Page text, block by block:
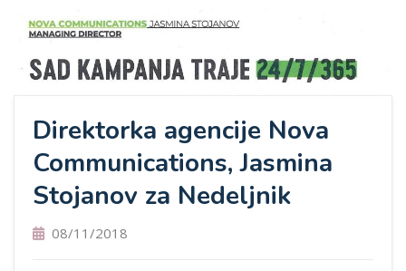
Direktorka agencije Nova
Communications, Jasmina
Stojanov za Nedeljnik
08/11/2018